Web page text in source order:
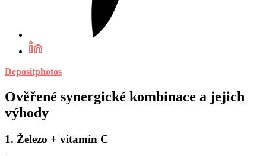
Depositphotos
Ověřené synergické kombinace a jejich
výhody
1. Železo + vitamín C